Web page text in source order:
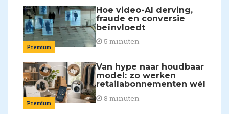
Premium
Hoe video-AI derving,
fraude en conversie
beïnvloedt
5 minuten
Premium
Van hype naar houdbaar
model: zo werken
retailabonnementen wél
8 minuten